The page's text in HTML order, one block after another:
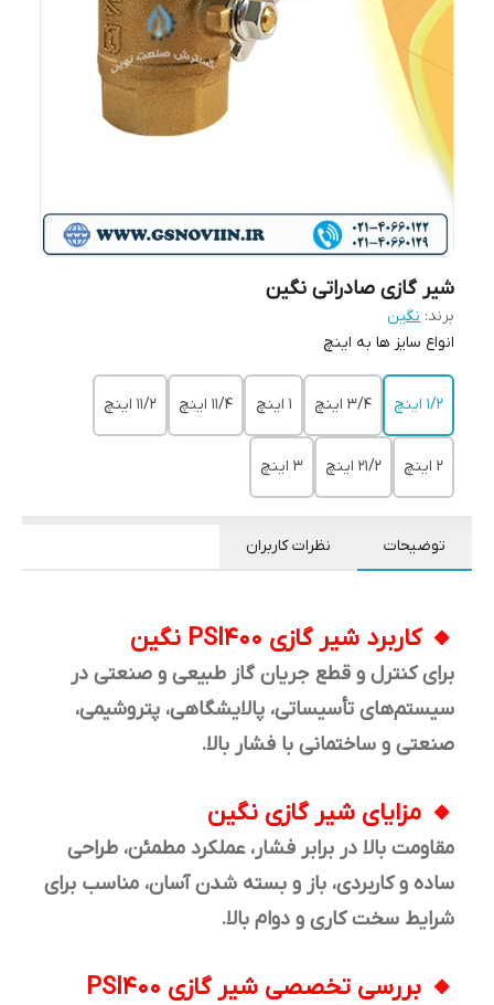
شیر گازی صادراتی نگین
برند: نگین
انواع سایز ها به اینچ
1/2 اینچ 3/4 اینچ 1 اینچ 11/4 اینچ 11/2 اینچ
2 اینچ 21/2 اینچ 3 اینچ
توضیحات نظرات کاربران
کاربرد شیر گازی PSI400 نگین
برای کنترل و قطع جریان گاز طبیعی و صنعتی در
سیستم‌های تأسیساتی، پالایشگاهی، پتروشیمی،
صنعتی و ساختمانی با فشار بالا.
مزایای شیر گازی نگین
مقاومت بالا در برابر فشار، عملکرد مطمئن، طراحی
ساده و کاربردی، باز و بسته شدن آسان، مناسب برای
شرایط سخت کاری و دوام بالا.
بررسی تخصصی شیر گازی PSI400